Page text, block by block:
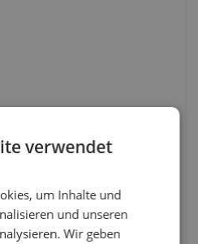
verwendet
um Inhalte und
und unseren
Wir geben